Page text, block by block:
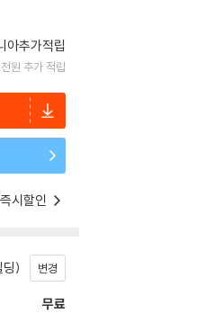
아추가적립
원 추가 적립
시할인
딩) 변경
무료